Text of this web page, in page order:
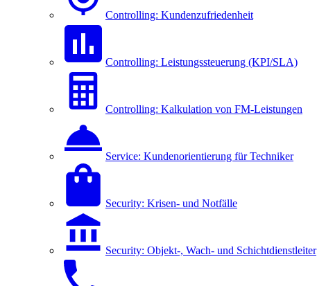
Controlling: Kundenzufriedenheit
Controlling: Leistungssteuerung (KPI/SLA)
Controlling: Kalkulation von FM-Leistungen
Service: Kundenorientierung für Techniker
Security: Krisen- und Notfälle
Security: Objekt-, Wach- und Schichtdienstleiter